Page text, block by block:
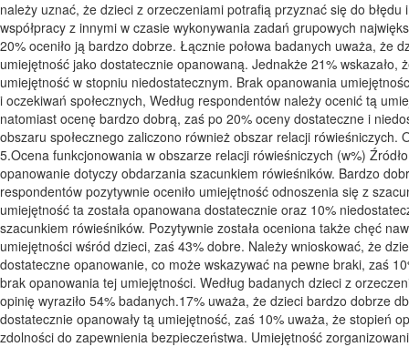
należy uznać, że dzieci z orzeczeniami potrafią przyznać się do
współpracy z innymi w czasie wykonywania zadań grupowych
20% oceniło ją bardzo dobrze. Łącznie połowa badanych uważa, że
umiejętność jako dostatecznie opanowaną. Jednakże 21%
umiejętność w stopniu niedostatecznym. Brak opanowania
i oczekiwań społecznych, Według respondentów należy ocenić tą
natomiast ocenę bardzo dobrą, zaś po 20% oceny dostateczne i
obszaru społecznego zaliczono również obszar relacji
5.Ocena funkcjonowania w obszarze relacji rówieśniczych (w%)
opanowanie dotyczy obdarzania szacunkiem rówieśników. Bardzo
respondentów pozytywnie oceniło umiejętność odnoszenia się z
umiejętność ta została opanowana dostatecznie oraz 10%
szacunkiem rówieśników. Pozytywnie została oceniona także chęć
umiejętności wśród dzieci, zaś 43% dobre. Należy wnioskować, że
dostateczne opanowanie, co może wskazywać na pewne braki, zaś
brak opanowania tej umiejętności. Według badanych dzieci z
opinię wyraziło 54% badanych.17% uważa, że dzieci bardzo dobrze
dostatecznie opanowały tą umiejętność, zaś 10% uważa, że stopień
zdolności do zapewnienia bezpieczeństwa. Umiejętność